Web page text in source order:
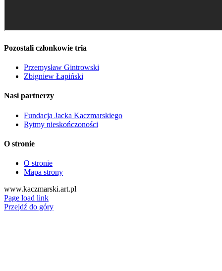
Pozostali członkowie tria
Przemysław Gintrowski
Zbigniew Łapiński
Nasi partnerzy
Fundacja Jacka Kaczmarskiego
Rytmy nieskończoności
O stronie
O stronie
Mapa strony
www.kaczmarski.art.pl
Page load link
Przejdź do góry